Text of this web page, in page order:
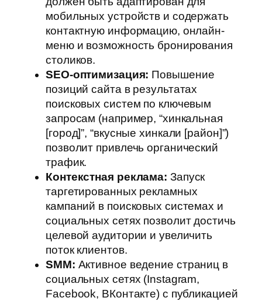
мобильных устройств и содержать
контактную информацию, онлайн-
меню и возможность бронирования
столиков.
SEO-оптимизация: Повышение
позиций сайта в результатах
поисковых систем по ключевым
запросам (например, “хинкальная
[город]”, “вкусные хинкали [район]”)
позволит привлечь органический
трафик.
Контекстная реклама: Запуск
таргетированных рекламных
кампаний в поисковых системах и
социальных сетях позволит достичь
целевой аудитории и увеличить
поток клиентов.
SMM: Активное ведение страниц в
социальных сетях (Instagram,
Facebook, ВКонтакте) с публикацией